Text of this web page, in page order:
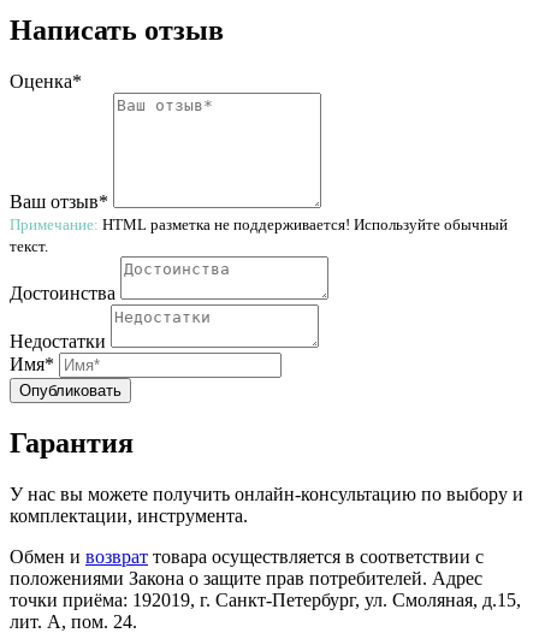
Написать отзыв
Оценка*
Ваш отзыв*
Примечание: HTML разметка не поддерживается! Используйте обычный
текст.
Достоинства
Недостатки
Имя*
Опубликовать
Гарантия
У нас вы можете получить онлайн-консультацию по выбору и
комплектации, инструмента.
Обмен и возврат товара осуществляется в соответствии с
положениями Закона о защите прав потребителей. Адрес
точки приёма: 192019, г. Санкт-Петербург, ул. Смоляная, д.15,
лит. А, пом. 24.